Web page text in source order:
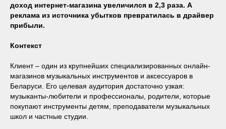
доход интернет-магазина увеличился в 2,3 раза. А
реклама из источника убытков превратилась в драйвер
прибыли.
Контекст
Клиент – один из крупнейших специализированных онлайн-
магазинов музыкальных инструментов и аксессуаров в
Беларуси. Его целевая аудитория достаточно узкая:
музыканты-любители и профессионалы, родители, которые
покупают инструменты детям, преподаватели музыкальных
школ и частные студии.